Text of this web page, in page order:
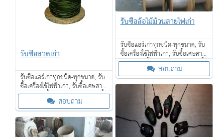
รับซื้อล้อไม้ม้วนสายไฟเก่า
รับซื้อแอร์เก่าทุกชนิด-ทุกขนาด, รับ
ซื้อเครื่องใช้ไฟฟ้าเก่า, รับซื้อเศษสาย
ไฟเก่า, รับซื้อหม้อแปลงไฟฟ้า, รับซื้อ
เฟอร์นิเจอร์ไม้สักเก่าสอบถาม
รับซื้อลวดเก่า
รับซื้อแอร์เก่าทุกชนิด-ทุกขนาด, รับ
ซื้อเครื่องใช้ไฟฟ้าเก่า, รับซื้อเศษสาย
ไฟเก่า, รับซื้อหม้อแปลงไฟฟ้า, รับซื้อ
เฟอร์นิเจอร์ไม้สักเก่าสอบถาม